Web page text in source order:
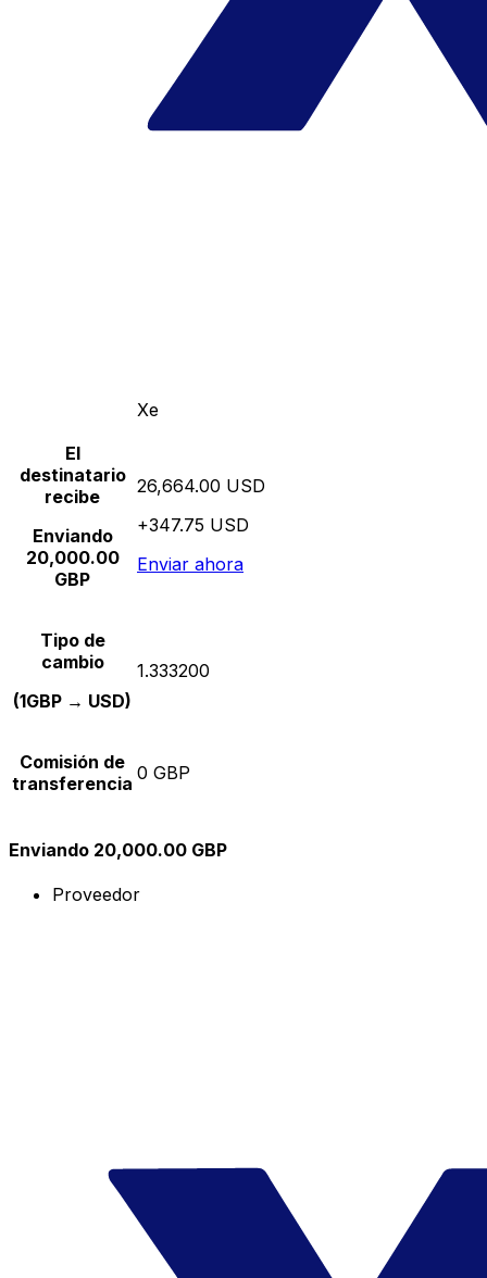
Xe
El
destinatario
recibe
Enviando
20,000.00
GBP
26,664.00 USD
+347.75 USD
Enviar ahora
Tipo de
cambio
(1GBP → USD)
1.333200
Comisión de
transferencia 0 GBP
Enviando 20,000.00 GBP
Proveedor